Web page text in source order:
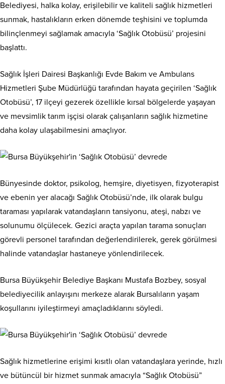
Belediyesi, halka kolay, erişilebilir ve kaliteli sağlık hizmetleri
sunmak, hastalıkların erken dönemde teşhisini ve toplumda
bilinçlenmeyi sağlamak amacıyla ‘Sağlık Otobüsü’ projesini
başlattı.
Sağlık İşleri Dairesi Başkanlığı Evde Bakım ve Ambulans
Hizmetleri Şube Müdürlüğü tarafından hayata geçirilen ‘Sağlık
Otobüsü’, 17 ilçeyi gezerek özellikle kırsal bölgelerde yaşayan
ve mevsimlik tarım işçisi olarak çalışanların sağlık hizmetine
daha kolay ulaşabilmesini amaçlıyor.
Bünyesinde doktor, psikolog, hemşire, diyetisyen, fizyoterapist
ve ebenin yer alacağı Sağlık Otobüsü’nde, ilk olarak bulgu
taraması yapılarak vatandaşların tansiyonu, ateşi, nabzı ve
solunumu ölçülecek. Gezici araçta yapılan tarama sonuçları
görevli personel tarafından değerlendirilerek, gerek görülmesi
halinde vatandaşlar hastaneye yönlendirilecek.
Bursa Büyükşehir Belediye Başkanı Mustafa Bozbey, sosyal
belediyecilik anlayışını merkeze alarak Bursalıların yaşam
koşullarını iyileştirmeyi amaçladıklarını söyledi.
Sağlık hizmetlerine erişimi kısıtlı olan vatandaşlara yerinde, hızlı
ve bütüncül bir hizmet sunmak amacıyla “Sağlık Otobüsü”